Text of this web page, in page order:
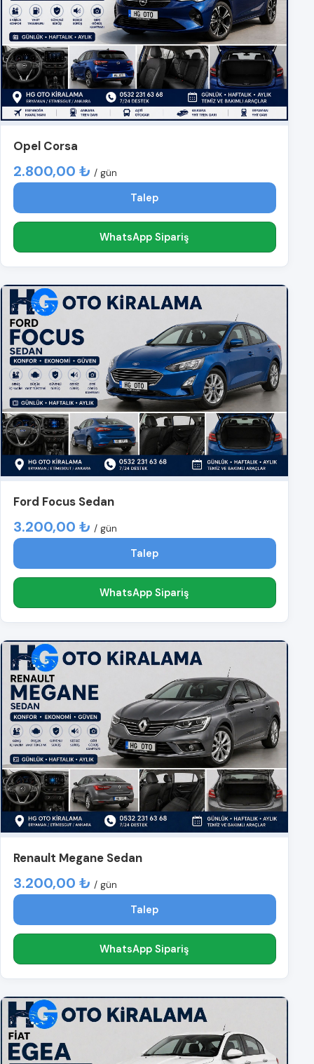
Opel Corsa
2.800,00 ₺ / gün
Talep
WhatsApp Sipariş
Ford Focus Sedan
3.200,00 ₺ / gün
Talep
WhatsApp Sipariş
Renault Megane Sedan
3.200,00 ₺ / gün
Talep
WhatsApp Sipariş